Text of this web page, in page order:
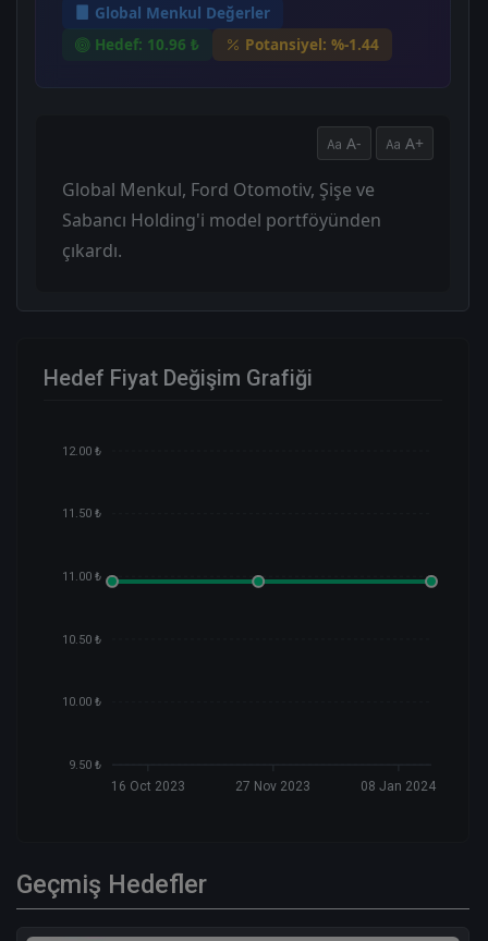
Global Menkul Değerler
Hedef: 10.96 ₺
Potansiyel: %-1.44
A- A+
Global Menkul, Ford Otomotiv, Şişe ve
Sabancı Holding'i model portföyünden
çıkardı.
Hedef Fiyat Değişim Grafiği
12.00 ₺
11.50 ₺
11.00 ₺
10.50 ₺
10.00 ₺
9.50 ₺
16 Oct 2023 27 Nov 2023 08 Jan 2024
Geçmiş Hedefler